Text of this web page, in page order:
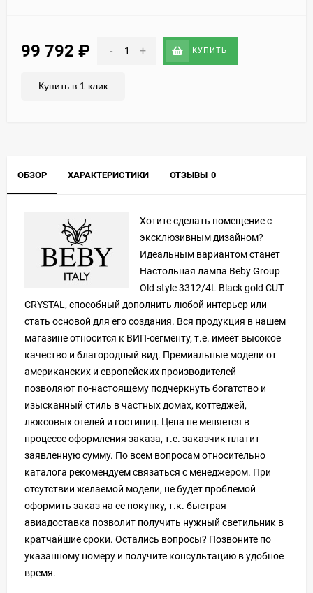
99 792 ₽ - + КУПИТЬ
Купить в 1 клик
ОБЗОР ХАРАКТЕРИСТИКИ ОТЗЫВЫ 0
Хотите сделать помещение с
эксклюзивным дизайном?
Идеальным вариантом станет
Настольная лампа Beby Group
Old style 3312/4L Black gold CUT
CRYSTAL, способный дополнить любой интерьер или
стать основой для его создания. Вся продукция в нашем
магазине относится к ВИП-сегменту, т.е. имеет высокое
качество и благородный вид. Премиальные модели от
американских и европейских производителей
позволяют по-настоящему подчеркнуть богатство и
изысканный стиль в частных домах, коттеджей,
люксовых отелей и гостиниц. Цена не меняется в
процессе оформления заказа, т.е. заказчик платит
заявленную сумму. По всем вопросам относительно
каталога рекомендуем связаться с менеджером. При
отсутствии желаемой модели, не будет проблемой
оформить заказ на ее покупку, т.к. быстрая
авиадоставка позволит получить нужный светильник в
кратчайшие сроки. Остались вопросы? Позвоните по
указанному номеру и получите консультацию в удобное
время.